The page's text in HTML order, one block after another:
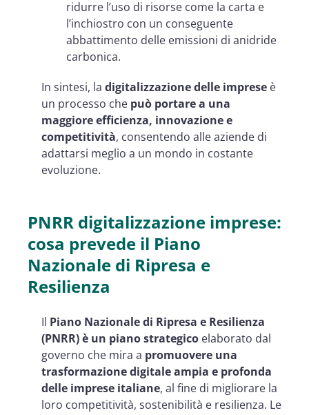
ridurre l’uso di risorse come la carta e
l’inchiostro con un conseguente
abbattimento delle emissioni di anidride
carbonica.
In sintesi, la digitalizzazione delle imprese è
un processo che può portare a una
maggiore efficienza, innovazione e
competitività, consentendo alle aziende di
adattarsi meglio a un mondo in costante
evoluzione.
PNRR digitalizzazione imprese:
cosa prevede il Piano
Nazionale di Ripresa e
Resilienza
Il Piano Nazionale di Ripresa e Resilienza
(PNRR) è un piano strategico elaborato dal
governo che mira a promuovere una
trasformazione digitale ampia e profonda
delle imprese italiane, al fine di migliorare la
loro competitività, sostenibilità e resilienza. Le